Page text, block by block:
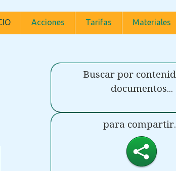
Acciones Tarifas Materiales
Buscar por
documentos...
para